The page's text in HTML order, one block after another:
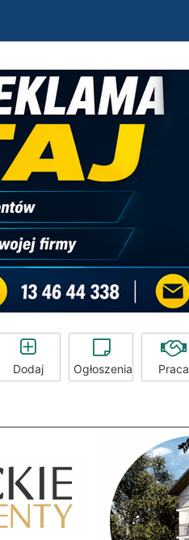
Dodaj Ogłoszenia Praca